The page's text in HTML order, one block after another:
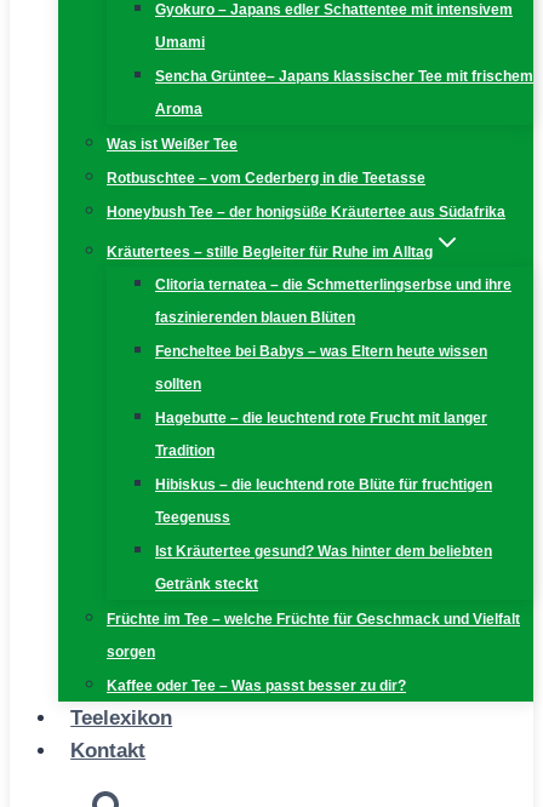
Gyokuro – Japans edler Schattentee mit intensivem
Umami
Sencha Grüntee– Japans klassischer Tee mit frischem
Aroma
Was ist Weißer Tee
Rotbuschtee – vom Cederberg in die Teetasse
Honeybush Tee – der honigsüße Kräutertee aus Südafrika
Kräutertees – stille Begleiter für Ruhe im Alltag
Clitoria ternatea – die Schmetterlingserbse und ihre
faszinierenden blauen Blüten
Fencheltee bei Babys – was Eltern heute wissen
sollten
Hagebutte – die leuchtend rote Frucht mit langer
Tradition
Hibiskus – die leuchtend rote Blüte für fruchtigen
Teegenuss
Ist Kräutertee gesund? Was hinter dem beliebten
Getränk steckt
Früchte im Tee – welche Früchte für Geschmack und Vielfalt
sorgen
Kaffee oder Tee – Was passt besser zu dir?
Teelexikon
Kontakt